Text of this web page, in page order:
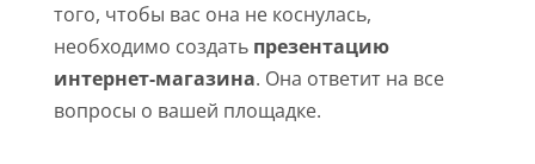
того, чтобы вас она не коснулась,
необходимо создать презентацию
интернет-магазина. Она ответит на все
вопросы о вашей площадке.